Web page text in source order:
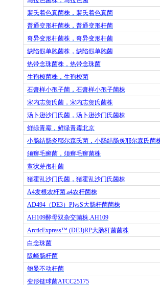
裴氏着色真菌株，裴氏着色真菌
普通变形杆菌株，普通变形杆菌
奇异变形杆菌株，奇异变形杆菌
缺陷假单胞菌株，缺陷假单胞菌
热带念珠菌株，热带念珠菌
生孢梭菌株，生孢梭菌
石膏样小孢子菌，石膏样小孢子菌株
宋内志贺氏菌，宋内志贺氏菌株
汤卜逊沙门氏菌，汤卜逊沙门氏菌株
鲜绿青霉，鲜绿青霉北京
小肠结肠炎耶尔森氏菌，小肠结肠炎耶尔森氏菌
须癣毛癣菌，须癣毛癣菌株
蕈状芽孢杆菌
猪霍乱沙门氏菌，猪霍乱沙门氏菌株
A4发根农杆菌 ,a4农杆菌株
AD494 （DE3） PlysS大肠杆菌菌株
AH109酵母双杂交菌株 ,AH109
ArcticExpress™ (DE3)RP大肠杆菌菌株
白念珠菌
阪崎肠杆菌
鲍曼不动杆菌
变形链球菌ATCC25175